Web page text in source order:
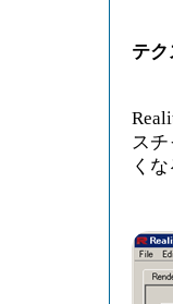
テ
ス
くな